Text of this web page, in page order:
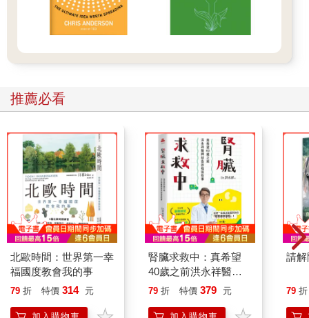
推薦必看
北歐時間：世界第一幸
福國度教會我的事
79 折 特價 314 元
腎臟求救中：真希望
40歲之前洪永祥醫師
就告訴我這些事
79 折 特價 379 元
請解
79 折